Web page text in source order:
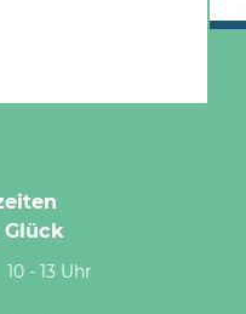
10 - 13 Uhr